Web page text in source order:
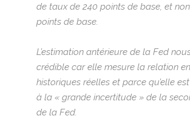
de taux de 240 points de base, et
points de base.
L’estimation antérieure de la Fed
crédible car elle mesure la relation
historiques réelles et parce qu’elle
à la « grande incertitude » de la
de la Fed.